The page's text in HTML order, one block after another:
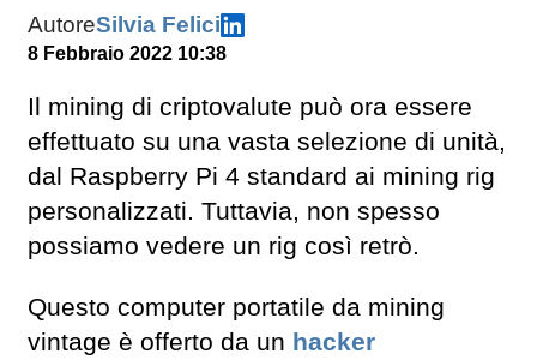
AutoreSilvia Felici
8 Febbraio 2022 10:38
Il mining di criptovalute può ora essere
effettuato su una vasta selezione di unità,
dal Raspberry Pi 4 standard ai mining rig
personalizzati. Tuttavia, non spesso
possiamo vedere un rig così retrò.
Questo computer portatile da mining
vintage è offerto da un hacker